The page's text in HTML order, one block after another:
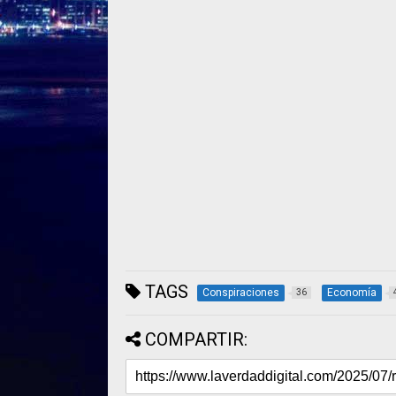
TAGS Conspiraciones 36 Economía
COMPARTIR: